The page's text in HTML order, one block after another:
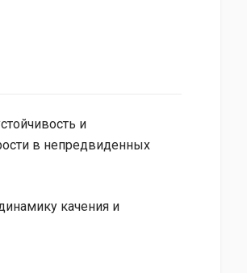
и
в непредвиденных
качения и